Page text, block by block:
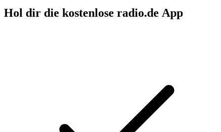
Hol dir die kostenlose radio.de App